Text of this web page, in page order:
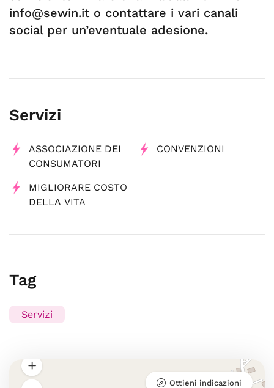
info@sewin.it o contattare i vari canali
social per un’eventuale adesione.
Servizi
ASSOCIAZIONE DEI
CONSUMATORI
CONVENZIONI
MIGLIORARE COSTO
DELLA VITA
Tag
Servizi
Ottieni indicazioni